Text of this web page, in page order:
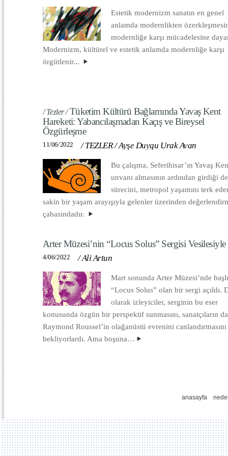
Estetik modernizm sanatın en genel
anlamda modernlikten
modernliğe karşı mücadelesine
Modernizm, kültürel ve estetik anlamda modernliğe karşı
örgütlenir...
/ Tezler /Tüketim Kültürü Bağlamında Yavaş Kent
Hareketi: Yabancılaşmadan Kaçış ve Bireysel
Özgürleşme
11/06/2022 /TEZLER /Ayşe Duygu Urak Avan
Bu çalışma, Seferihisar’ın Yavaş
unvanı almasının ardından girdiği
sürecini, metropol yaşamını terk
sakin bir yaşam arayışıyla gelenler üzerinden
çabasındadır.
Arter Müzesi’nin “Locus Solus” Sergisi Vesilesiyle
4/06/2022 /Ali Artun
Mart sonunda Arter Müzesi’nde
“Locus Solus” olan bir sergi açıldı.
olarak izleyiciler, serginin bu eser
konusunda özgün bir perspektif sunmasını, sanatçıların da
Raymond Roussel’in olağanüstü evrenini canlandırmasını
bekliyorlardı. Ama boşuna…
anasayfa